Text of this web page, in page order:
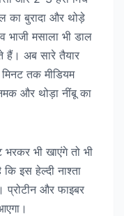
का बुरादा और थोड़े
मसाला भी डाल
हैं। अब सारे तैयार
तक मीडियम
और थोड़ा नींबू का
भी खाएंगे तो भी
इस हेल्दी नाश्ता
और फाइबर